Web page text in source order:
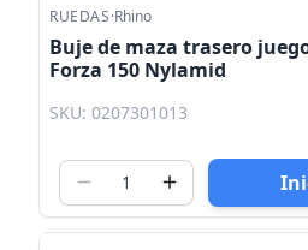
RUEDAS·Rhino
Buje de maza trasero
Forza 150 Nylamid
SKU: 0207301013